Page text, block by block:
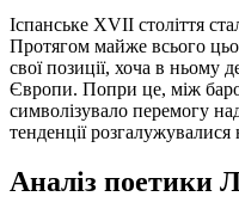
Іспанське XVII століття
Протягом майже всього
свої позиції, хоча в ньому
Європи. Попри це, між
символізувало перемогу
тенденції розгалужувалися
Аналіз поетики